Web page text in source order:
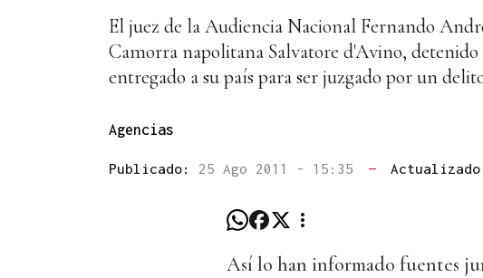
El juez de la Audiencia Nacional Fernando
Camorra napolitana Salvatore d'Avino, detenido
entregado a su país para ser juzgado por un
Agencias
Publicado: 25 Ago 2011 - 15:35 —
Así lo han informado fuentes